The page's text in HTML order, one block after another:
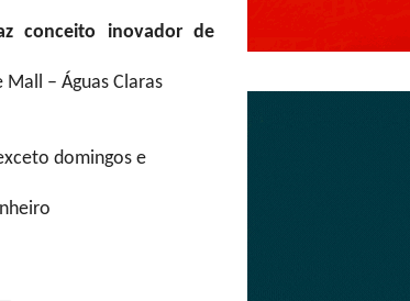
conceito inovador de
– Águas Claras
domingos e